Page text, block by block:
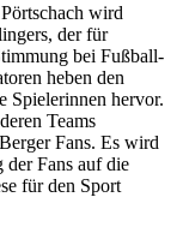
wird
der für
bei Fußball-
heben den
Spielerinnen hervor.
Teams
Fans. Es wird
Fans auf die
für den Sport